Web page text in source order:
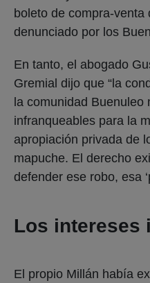
boleto de compra-
denunciado por los
En tanto, el abogado
Gremial dijo que “la
la comunidad
infranqueables para la
apropiación privada de
mapuche. El derecho
defender ese robo, esa
Los intereses
El propio Millán había